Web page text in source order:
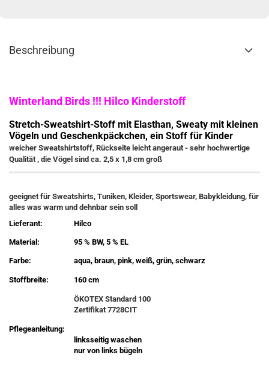
Beschreibung
Winterland Birds !!! Hilco Kinderstoff
Stretch-Sweatshirt-Stoff mit Elasthan, Sweaty mit kleinen
Vögeln und Geschenkpäckchen, ein Stoff für Kinder
weicher Sweatshirtstoff, Rückseite leicht angeraut - sehr hochwertige
Qualität , die Vögel sind ca. 2,5 x 1,8 cm groß
geeignet für Sweatshirts, Tuniken, Kleider, Sportswear, Babykleidung, für
alles was warm und dehnbar sein soll
Lieferant:
Hilco
Material: 95 % BW, 5 % EL
Farbe: aqua, braun, pink, weiß, grün, schwarz
Stoffbreite: 160 cm
ÖKOTEX Standard 100
Zertifikat 7728CIT
Pflegeanleitung:
linksseitig waschen
nur von links bügeln